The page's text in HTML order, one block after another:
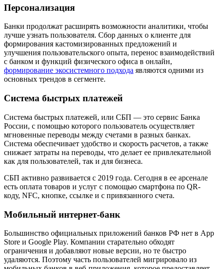
Персонализация
Банки продолжат расширять возможности аналитики, чтобы
лучше узнать пользователя. Сбор данных о клиенте для
формирования кастомизированных предложений и
улучшения пользовательского опыта, перенос взаимодействий
с банком и функций физического офиса в онлайн,
формирование экосистемного подхода являются одними из
основных трендов в сегменте.
Система быстрых платежей
Система быстрых платежей, или СБП — это сервис Банка
России, с помощью которого пользователь осуществляет
мгновенные переводы между счетами в разных банках.
Система обеспечивает удобство и скорость расчетов, а также
снижает затраты на переводы, что делает ее привлекательной
как для пользователей, так и для бизнеса.
СБП активно развивается с 2019 года. Сегодня в ее арсенале
есть оплата товаров и услуг с помощью смартфона по QR-
коду, NFC, кнопке, ссылке и с привязанного счета.
Мобильный интернет-банк
Большинство официальных приложений банков РФ нет в App
Store и Google Play. Компании старательно обходят
ограничения и добавляют новые версии, но те быстро
удаляются. Поэтому часть пользователей мигрировало из